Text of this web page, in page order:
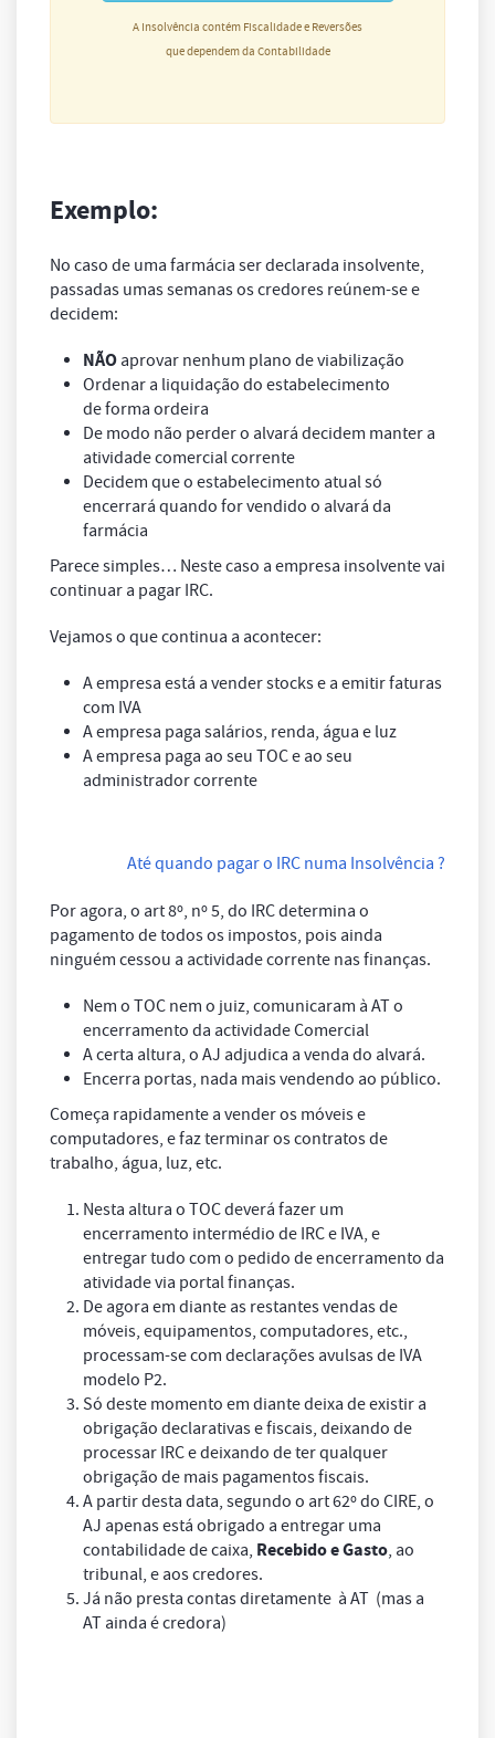
A Insolvência contém Fiscalidade e Reversões
que dependem da Contabilidade
Exemplo:
No caso de uma farmácia ser declarada insolvente,
passadas umas semanas os credores reúnem-se e
decidem:
NÃO aprovar nenhum plano de viabilização
Ordenar a liquidação do estabelecimento
de forma ordeira
De modo não perder o alvará decidem manter a
atividade comercial corrente
Decidem que o estabelecimento atual só
encerrará quando for vendido o alvará da
farmácia
Parece simples… Neste caso a empresa insolvente vai
continuar a pagar IRC.
Vejamos o que continua a acontecer:
A empresa está a vender stocks e a emitir faturas
com IVA
A empresa paga salários, renda, água e luz
A empresa paga ao seu TOC e ao seu
administrador corrente
Até quando pagar o IRC numa Insolvência ?
Por agora, o art 8º, nº 5, do IRC determina o
pagamento de todos os impostos, pois ainda
ninguém cessou a actividade corrente nas finanças.
Nem o TOC nem o juiz, comunicaram à AT o
encerramento da actividade Comercial
A certa altura, o AJ adjudica a venda do alvará.
Encerra portas, nada mais vendendo ao público.
Começa rapidamente a vender os móveis e
computadores, e faz terminar os contratos de
trabalho, água, luz, etc.
Nesta altura o TOC deverá fazer um
encerramento intermédio de IRC e IVA, e
entregar tudo com o pedido de encerramento da
atividade via portal finanças.
De agora em diante as restantes vendas de
móveis, equipamentos, computadores, etc.,
processam-se com declarações avulsas de IVA
modelo P2.
Só deste momento em diante deixa de existir a
obrigação declarativas e fiscais, deixando de
processar IRC e deixando de ter qualquer
obrigação de mais pagamentos fiscais.
A partir desta data, segundo o art 62º do CIRE, o
AJ apenas está obrigado a entregar uma
contabilidade de caixa, Recebido e Gasto, ao
tribunal, e aos credores.
Já não presta contas diretamente à AT (mas a
AT ainda é credora)